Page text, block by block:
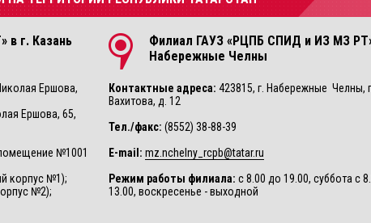
в г. Казань
Ершова,
Ершова, 65,
№1001
корпус №1);
№2);
Филиал ГАУЗ «РЦПБ СПИД и ИЗ МЗ
Набережные Челны
Контактные адреса: 423815, г. Набережные Челны,
Вахитова, д. 12
Тел./факс: (8552) 38-88-39
E-mail: mz.nchelny_rcpb@tatar.ru
Режим работы филиала: с 8.00 до 19.00, суббота с
13.00, воскресенье - выходной